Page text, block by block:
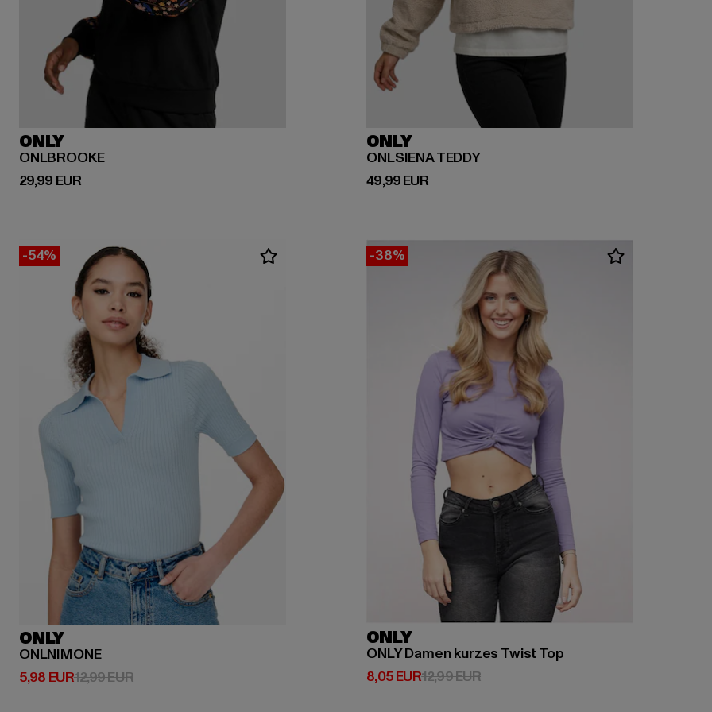
ONLY
ONLBROOKE
29,99 EUR
Ajankohtainen hinta: 29,99 EUR
ONLY
ONLSIENA TEDDY
49,99 EUR
Ajankohtainen hinta: 49,99 EUR
-54%
ONLY
ONLNIMONE
5,98 EUR
Ajankohtainen hinta: 5,98 EUR
12,99 EURKampanjahinta: 12,99 EUR
-38%
ONLY
ONLY Damen kurzes Twist Top
8,05 EUR
Ajankohtainen hinta: 8,05 EUR
12,99 EURKampanjahinta: 12,99 EUR